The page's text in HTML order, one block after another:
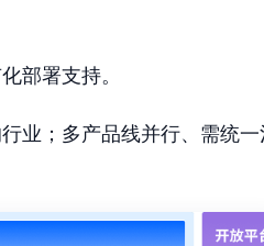
部署支持。
业；多产品线并行、需统一